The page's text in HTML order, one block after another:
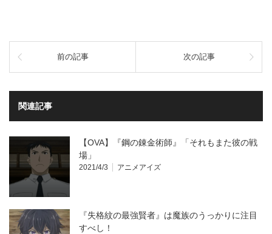
前の記事 次の記事
関連記事
【OVA】『鋼の錬金術師』「それもまた彼の戦
場」
2021/4/3 アニメアイズ
『失格紋の最強賢者』は魔族のうっかりに注目
すべし！